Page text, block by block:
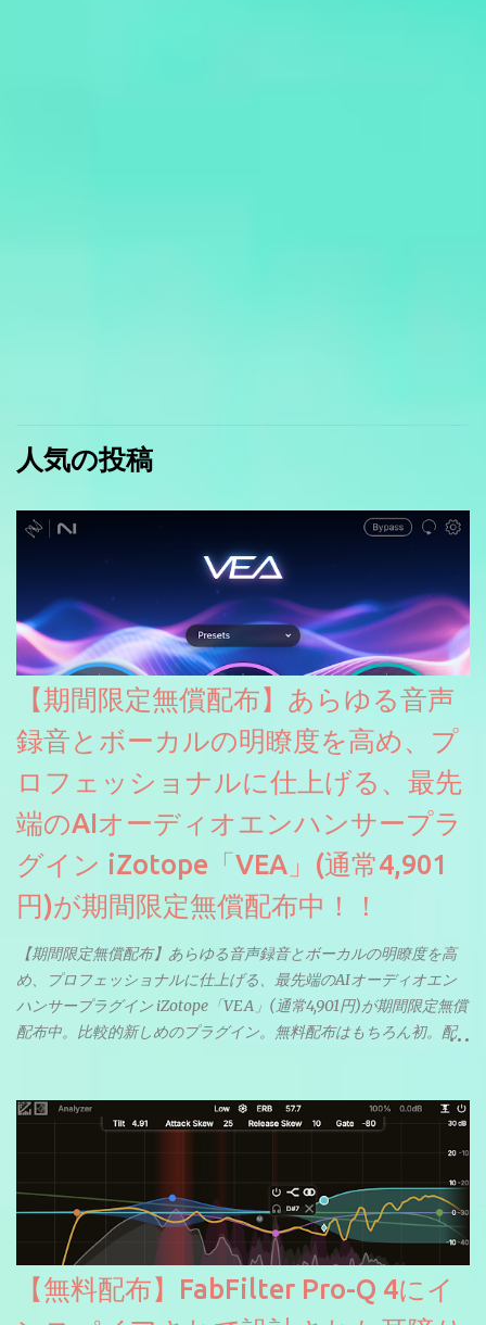
人気の投稿
【期間限定無償配布】あらゆる音声
録音とボーカルの明瞭度を高め、プ
ロフェッショナルに仕上げる、最先
端のAIオーディオエンハンサープラ
グイン iZotope「VEA」(通常4,901
円)が期間限定無償配布中！！
【期間限定無償配布】あらゆる音声録音とボーカルの明瞭度を高
め、プロフェッショナルに仕上げる、最先端のAIオーディオエン
ハンサープラグイン iZotope「VEA」(通常4,901円)が期間限定無償
配布中。比較的新しめのプラグイン。無料配布はもちろん初。配
【無料配布】FabFilter Pro-Q 4にイ